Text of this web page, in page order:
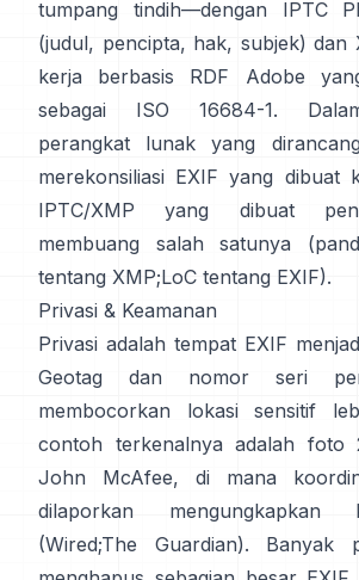
tumpang tindih—denganIPTC
(judul, pencipta, hak, subjek) dan
kerja berbasis RDF Adobe
sebagai ISO 16684-1.
perangkat lunak yang
merekonsiliasi EXIF yang dibuat
IPTC/XMP yang dibuat
membuang salah satunya (
tentang XMP;LoC tentang EXIF).
Privasi & Keamanan
Privasi adalah tempat EXIF
Geotag dan nomor seri
membocorkan lokasi sensitif
contoh terkenalnya adalah foto
John McAfee, di mana
dilaporkan mengungkapkan
(Wired;The Guardian). Banyak